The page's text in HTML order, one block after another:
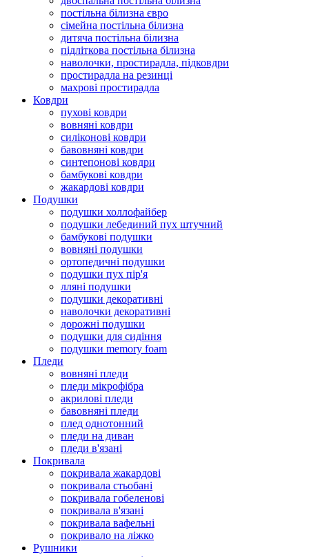
постільна білизна євро
сімейна постільна білизна
дитяча постільна білизна
підліткова постільна білизна
наволочки, простирадла, підковдри
простирадла на резинці
махрові простирадла
Ковдри
пухові ковдри
вовняні ковдри
силіконові ковдри
бавовняні ковдри
синтепонові ковдри
бамбукові ковдри
жакардові ковдри
Подушки
подушки холлофайбер
подушки лебединий пух штучний
бамбукові подушки
вовняні подушки
ортопедичні подушки
подушки пух пір'я
лляні подушки
подушки декоративні
наволочки декоративні
дорожні подушки
подушки для сидіння
подушки memory foam
Пледи
вовняні пледи
пледи мікрофібра
акрилові пледи
бавовняні пледи
плед однотонний
пледи на диван
пледи в'язані
Покривала
покривала жакардові
покривала стьобані
покривала гобеленові
покривала в'язані
покривала вафельні
покривало на ліжко
Рушники